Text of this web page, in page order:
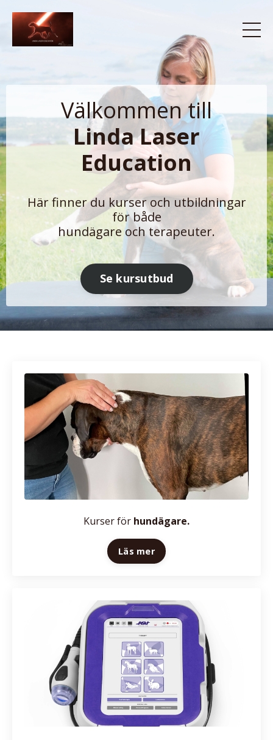
Välkommen till
Linda Laser
Education
Här finner du kurser och utbildningar
för både
hundägare och terapeuter.
Se kursutbud
Kurser för hundägare.
Läs mer